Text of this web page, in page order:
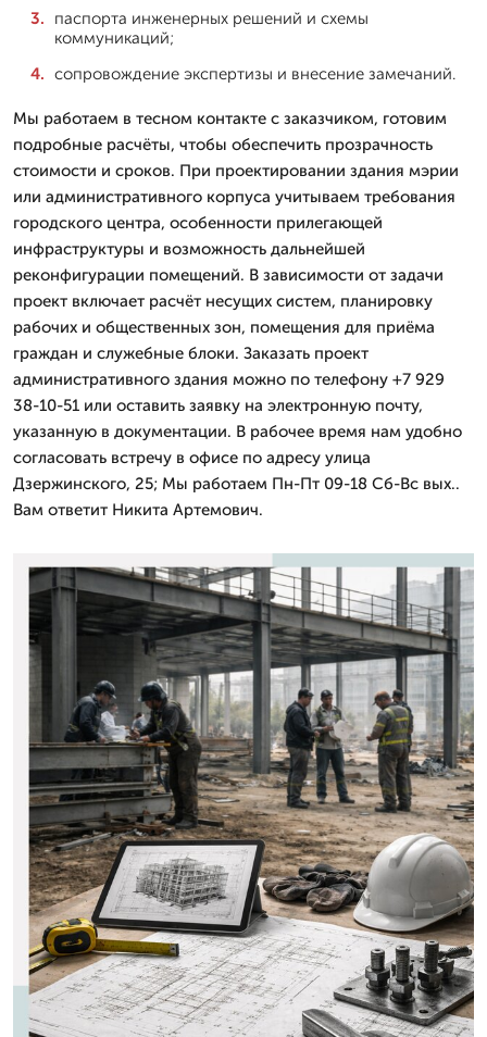
паспорта инженерных решений и схемы
коммуникаций;
сопровождение экспертизы и внесение замечаний.
Мы работаем в тесном контакте с заказчиком, готовим
подробные расчёты, чтобы обеспечить прозрачность
стоимости и сроков. При проектировании здания мэрии
или административного корпуса учитываем требования
городского центра, особенности прилегающей
инфраструктуры и возможность дальнейшей
реконфигурации помещений. В зависимости от задачи
проект включает расчёт несущих систем, планировку
рабочих и общественных зон, помещения для приёма
граждан и служебные блоки. Заказать проект
административного здания можно по телефону +7 929
38-10-51 или оставить заявку на электронную почту,
указанную в документации. В рабочее время нам удобно
согласовать встречу в офисе по адресу улица
Дзержинского, 25; Мы работаем Пн-Пт 09-18 Сб-Вс вых..
Вам ответит Никита Артемович.